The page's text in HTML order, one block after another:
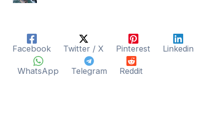
Facebook Twitter / X Pinterest Linkedin
WhatsApp Telegram Reddit